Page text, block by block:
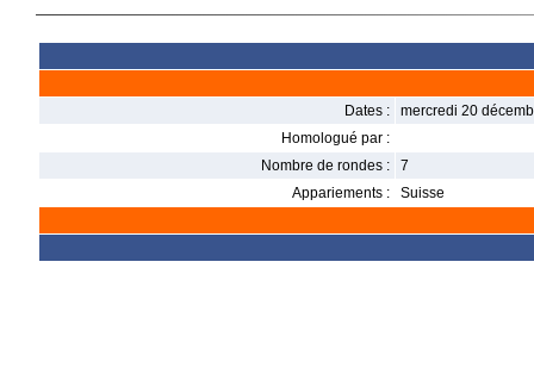
Dates :
mercredi 20
Homologué par :
Nombre de rondes :
7
Appariements :
Suisse